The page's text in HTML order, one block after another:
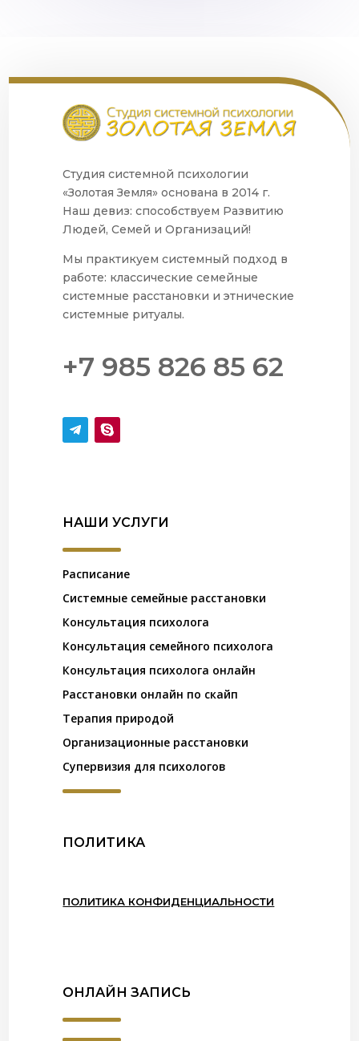
Студия системной психологии
«Золотая Земля» основана в 2014 г.
Наш девиз: способствуем Развитию
Людей, Семей и Организаций!
Мы практикуем системный подход в
работе: классические семейные
системные расстановки и этнические
системные ритуалы.
+7 985 826 85 62
НАШИ УСЛУГИ
Расписание
Системные семейные расстановки
Консультация психолога
Консультация семейного психолога
Консультация психолога онлайн
Расстановки онлайн по скайп
Терапия природой
Организационные расстановки
Супервизия для психологов
ПОЛИТИКА
ПОЛИТИКА КОНФИДЕНЦИАЛЬНОСТИ
ОНЛАЙН ЗАПИСЬ